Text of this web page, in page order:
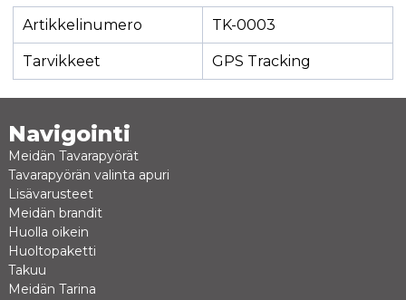
Artikkelinumero TK-0003
Tarvikkeet GPS Tracking
Navigointi
Meidän Tavarapyörät
Tavarapyörän valinta apuri
Lisävarusteet
Meidän brandit
Huolla oikein
Huoltopaketti
Takuu
Meidän Tarina